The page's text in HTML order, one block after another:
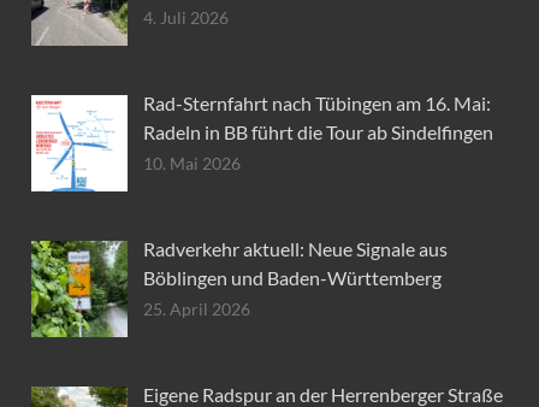
4. Juli 2026
Rad-Sternfahrt nach Tübingen am 16. Mai:
Radeln in BB führt die Tour ab Sindelfingen
10. Mai 2026
Radverkehr aktuell: Neue Signale aus
Böblingen und Baden-Württemberg
25. April 2026
Eigene Radspur an der Herrenberger Straße